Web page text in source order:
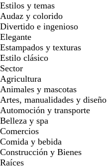
Estilos y temas
Audaz y colorido
Divertido e ingenioso
Elegante
Estampados y texturas
Estilo clásico
Sector
Agricultura
Animales y mascotas
Artes, manualidades y diseño
Automoción y transporte
Belleza y spa
Comercios
Comida y bebida
Construcción y Bienes
Raíces